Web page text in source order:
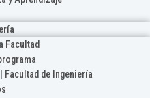
Facultad
Facultad de Ingeniería